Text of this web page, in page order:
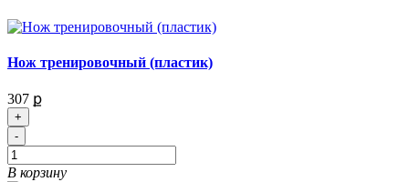
Нож тренировочный (пластик)
307 ք
+
-
В корзину